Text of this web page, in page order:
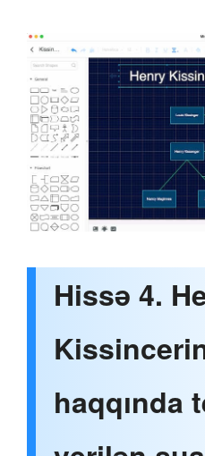
Hissə 4.
haqqında